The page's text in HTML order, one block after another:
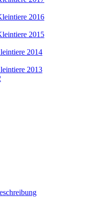
2016
2015
2014
2013